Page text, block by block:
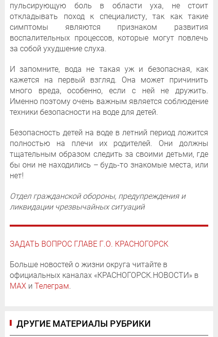
пульсирующую боль в области уха, не стоит
откладывать поход к специалисту, так как такие
симптомы являются признаком развития
воспалительных процессов, которые могут повлечь
за собой ухудшение слуха.
И запомните, вода не такая уж и безопасная, как
кажется на первый взгляд. Она может причинить
много вреда, особенно, если с ней не дружить.
Именно поэтому очень важным является соблюдение
техники безопасности на воде для детей.
Безопасность детей на воде в летний период ложится
полностью на плечи их родителей. Они должны
тщательным образом следить за своими детьми, где
бы они не находились – будь-то знакомые места, или
нет!
Отдел гражданской обороны, предупреждения и
ликвидации чрезвычайных ситуаций
ЗАДАТЬ ВОПРОС ГЛАВЕ Г.О. КРАСНОГОРСК
Больше новостей о жизни округа читайте в
официальных каналах «КРАСНОГОРСК.НОВОСТИ» в
MAX и Телеграм.
ДРУГИЕ МАТЕРИАЛЫ РУБРИКИ